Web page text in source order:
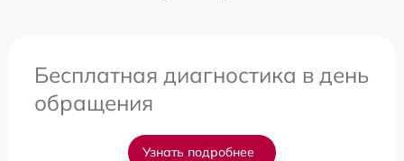
Бесплатная диагностика в день
обращения
Узнать подробнее